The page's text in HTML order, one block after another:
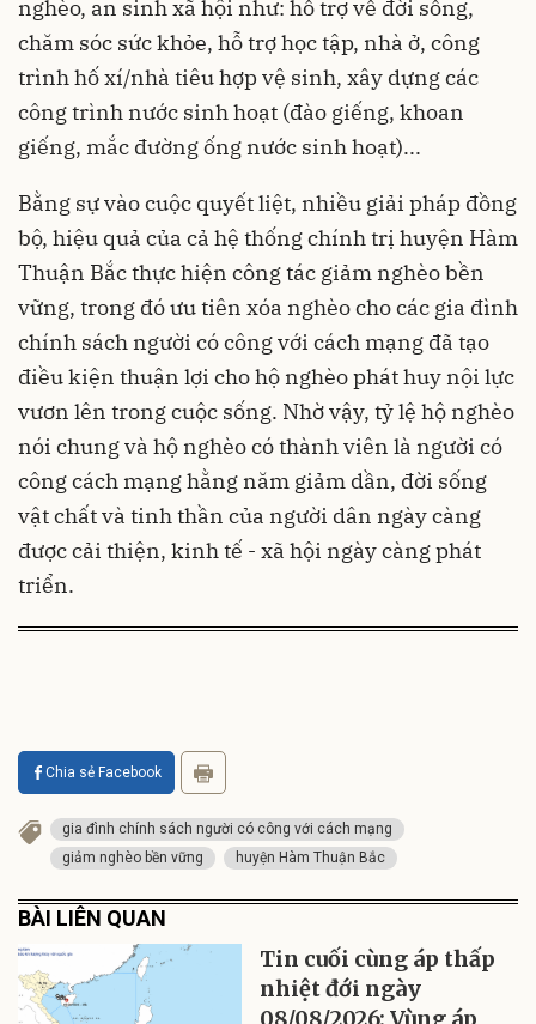
nghèo, an sinh xã hội như: hỗ trợ về đời sống,
chăm sóc sức khỏe, hỗ trợ học tập, nhà ở, công
trình hố xí/nhà tiêu hợp vệ sinh, xây dựng các
công trình nước sinh hoạt (đào giếng, khoan
giếng, mắc đường ống nước sinh hoạt)...
Bằng sự vào cuộc quyết liệt, nhiều giải pháp đồng
bộ, hiệu quả của cả hệ thống chính trị huyện Hàm
Thuận Bắc thực hiện công tác giảm nghèo bền
vững, trong đó ưu tiên xóa nghèo cho các gia đình
chính sách người có công với cách mạng đã tạo
điều kiện thuận lợi cho hộ nghèo phát huy nội lực
vươn lên trong cuộc sống. Nhờ vậy, tỷ lệ hộ nghèo
nói chung và hộ nghèo có thành viên là người có
công cách mạng hằng năm giảm dần, đời sống
vật chất và tinh thần của người dân ngày càng
được cải thiện, kinh tế - xã hội ngày càng phát
triển.
Chia sẻ Facebook
gia đình chính sách người có công với cách mạng
giảm nghèo bền vững
huyện Hàm Thuận Bắc
BÀI LIÊN QUAN
Tin cuối cùng áp thấp
nhiệt đới ngày